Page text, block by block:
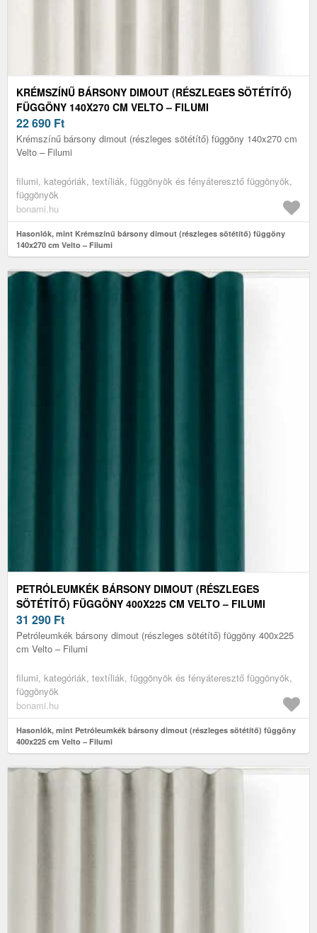
KRÉMSZÍNŰ BÁRSONY DIMOUT (RÉSZLEGES SÖTÉTÍTŐ)
FÜGGÖNY 140X270 CM VELTO – FILUMI
22 690 Ft
Krémszínű bársony dimout (részleges sötétítő) függöny 140x270 cm
Velto – Filumi
filumi, kategóriák, textíliák, függönyök és fényáteresztő függönyök,
függönyök
bonami.hu
Hasonlók, mint Krémszínű bársony dimout (részleges sötétítő) függöny
140x270 cm Velto – Filumi
PETRÓLEUMKÉK BÁRSONY DIMOUT (RÉSZLEGES
SÖTÉTÍTŐ) FÜGGÖNY 400X225 CM VELTO – FILUMI
31 290 Ft
Petróleumkék bársony dimout (részleges sötétítő) függöny 400x225
cm Velto – Filumi
filumi, kategóriák, textíliák, függönyök és fényáteresztő függönyök,
függönyök
bonami.hu
Hasonlók, mint Petróleumkék bársony dimout (részleges sötétítő) függöny
400x225 cm Velto – Filumi